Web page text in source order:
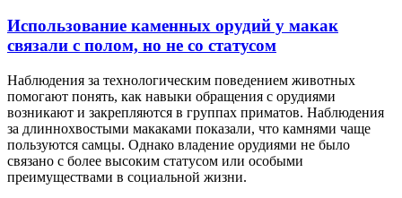
Использование каменных орудий у макак
связали с полом, но не со статусом
Наблюдения за технологическим поведением животных
помогают понять, как навыки обращения с орудиями
возникают и закрепляются в группах приматов. Наблюдения
за длиннохвостыми макаками показали, что камнями чаще
пользуются самцы. Однако владение орудиями не было
связано с более высоким статусом или особыми
преимуществами в социальной жизни.